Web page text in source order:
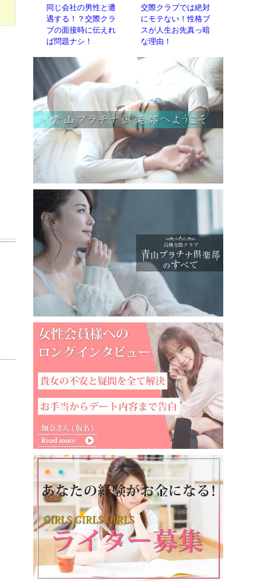
同じ会社の男性と遭
遇する！？交際クラ
ブの面接時に伝えれ
ば問題ナシ！
交際クラブでは絶対
にモテない！性格ブ
スが人生お先真っ暗
な理由！